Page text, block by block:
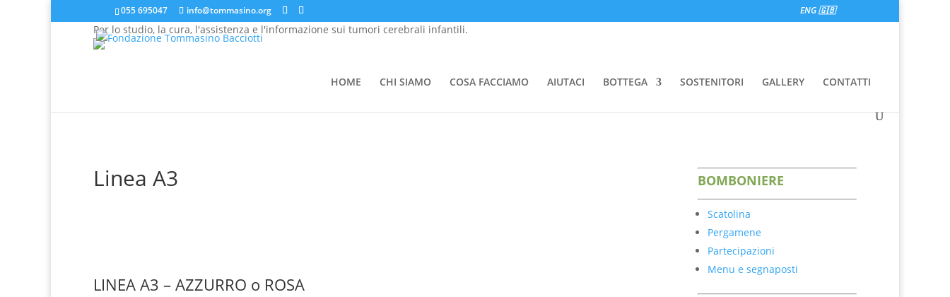
055 695047 info@tommasino.org ENG 🇬🇧
Per lo studio, la cura, l'assistenza e l'informazione sui tumori cerebrali infantili.
HOME CHI SIAMO COSA FACCIAMO AIUTACI BOTTEGA SOSTENITORI GALLERY CONTATTI
Linea A3
LINEA A3 – AZZURRO o ROSA
BOMBONIERE
Scatolina
Pergamene
Partecipazioni
Menu e segnaposti